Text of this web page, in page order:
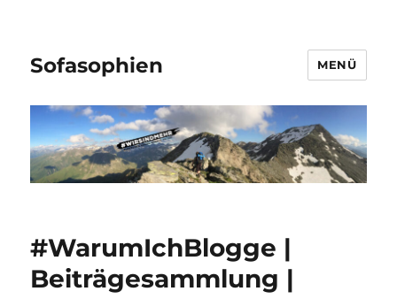
Sofasophien MENÜ
#WarumIchBlogge |
Beiträgesammlung |